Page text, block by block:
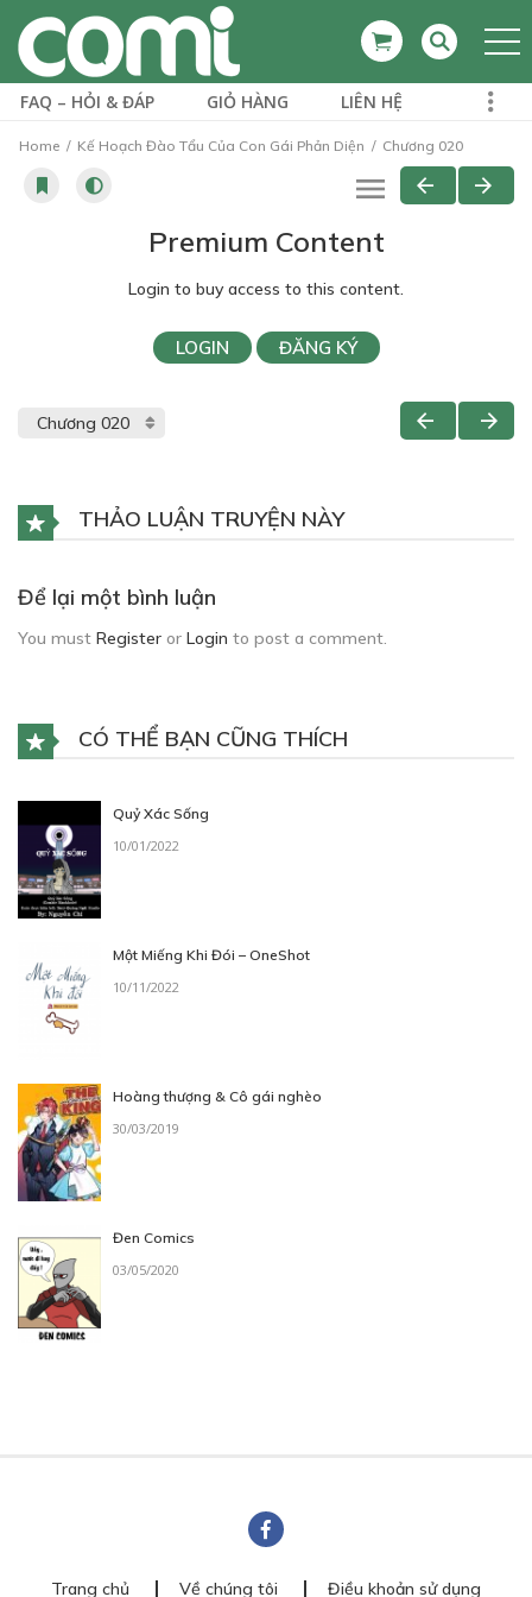
FAQ – HỎI & ĐÁP GIỎ HÀNG LIÊN HỆ
Home Kế Hoạch Đào Tẩu Của Con Gái Phản Diện Chương 020
Premium Content
Login to buy access to this content.
LOGIN ĐĂNG KÝ
THẢO LUẬN TRUYỆN NÀY
Để lại một bình luận
You must Register or Login to post a comment.
CÓ THỂ BẠN CŨNG THÍCH
Quỷ Xác Sống
10/01/2022
Một Miếng Khi Đói – OneShot
10/11/2022
Hoàng thượng & Cô gái nghèo
30/03/2019
Đen Comics
03/05/2020
Trang chủ Về chúng tôi Điều khoản sử dụng